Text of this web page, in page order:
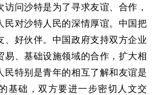
访问沙特是为了寻求友谊、合作，
民对沙特人民的深情厚谊。中国把
、好伙伴。中国政府支持双方企业
易、基础设施领域的合作，扩大相
民特别是青年的相互了解和友谊是
基础，双方要进一步密切人文交